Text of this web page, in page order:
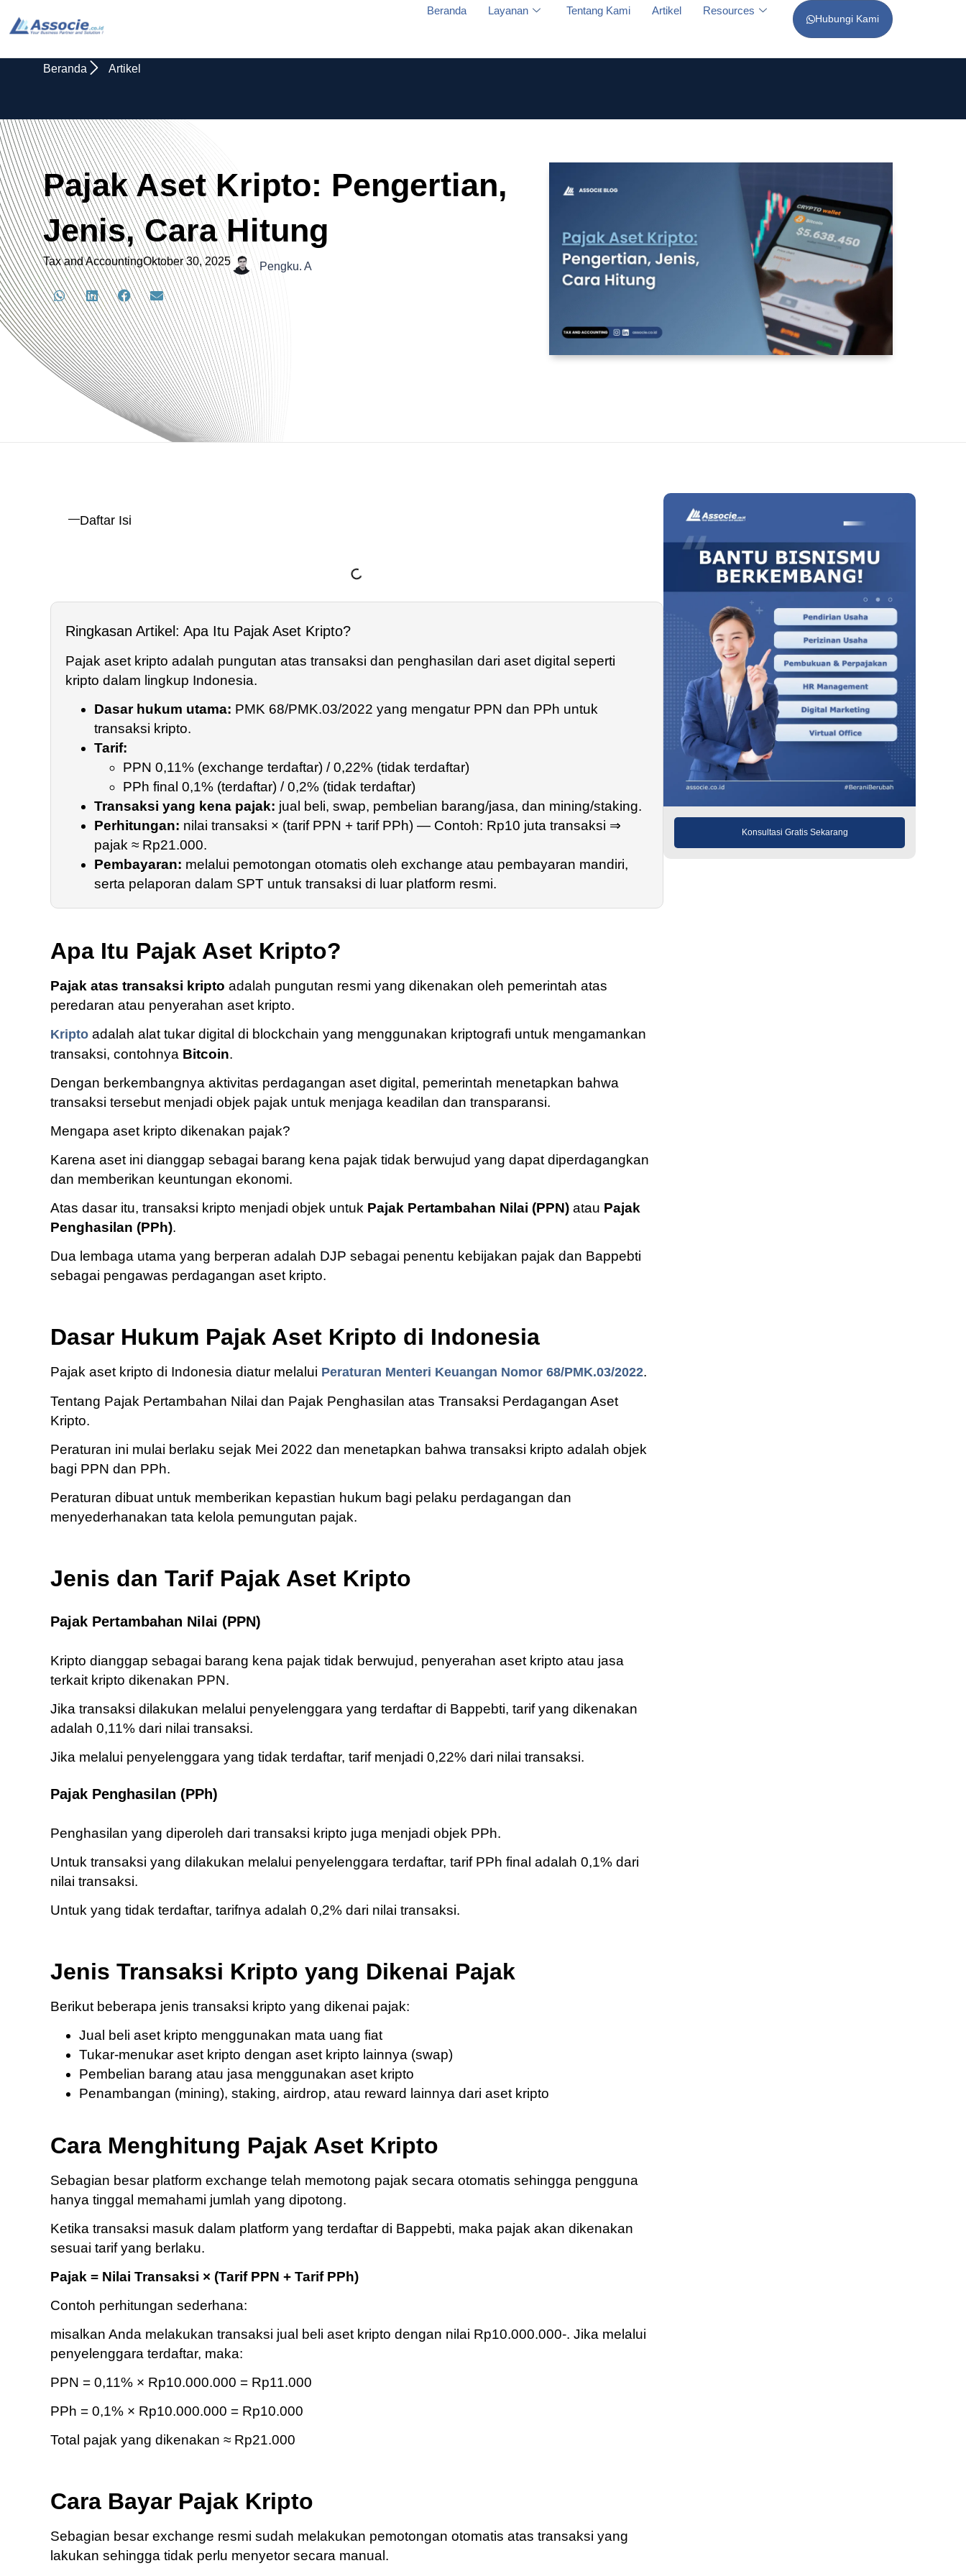
Beranda Layanan Tentang Kami Artikel Resources
Hubungi Kami
Beranda Artikel
Pajak Aset Kripto: Pengertian,
Jenis, Cara Hitung
Tax and AccountingOktober 30, 2025 Pengku. A
Daftar Isi
Ringkasan Artikel: Apa Itu Pajak Aset Kripto?
Pajak aset kripto adalah pungutan atas transaksi dan penghasilan dari aset digital seperti
kripto dalam lingkup Indonesia.
Dasar hukum utama: PMK 68/PMK.03/2022 yang mengatur PPN dan PPh untuk
transaksi kripto.
Tarif:
PPN 0,11% (exchange terdaftar) / 0,22% (tidak terdaftar)
PPh final 0,1% (terdaftar) / 0,2% (tidak terdaftar)
Transaksi yang kena pajak: jual beli, swap, pembelian barang/jasa, dan mining/staking.
Perhitungan: nilai transaksi × (tarif PPN + tarif PPh) — Contoh: Rp10 juta transaksi ⇒
pajak ≈ Rp21.000.
Pembayaran: melalui pemotongan otomatis oleh exchange atau pembayaran mandiri,
serta pelaporan dalam SPT untuk transaksi di luar platform resmi.
Apa Itu Pajak Aset Kripto?
Pajak atas transaksi kripto adalah pungutan resmi yang dikenakan oleh pemerintah atas
peredaran atau penyerahan aset kripto.
Kripto adalah alat tukar digital di blockchain yang menggunakan kriptografi untuk mengamankan
transaksi, contohnya Bitcoin.
Dengan berkembangnya aktivitas perdagangan aset digital, pemerintah menetapkan bahwa
transaksi tersebut menjadi objek pajak untuk menjaga keadilan dan transparansi.
Mengapa aset kripto dikenakan pajak?
Karena aset ini dianggap sebagai barang kena pajak tidak berwujud yang dapat diperdagangkan
dan memberikan keuntungan ekonomi.
Atas dasar itu, transaksi kripto menjadi objek untuk Pajak Pertambahan Nilai (PPN) atau Pajak
Penghasilan (PPh).
Dua lembaga utama yang berperan adalah DJP sebagai penentu kebijakan pajak dan Bappebti
sebagai pengawas perdagangan aset kripto.
Dasar Hukum Pajak Aset Kripto di Indonesia
Pajak aset kripto di Indonesia diatur melalui Peraturan Menteri Keuangan Nomor 68/PMK.03/2022.
Tentang Pajak Pertambahan Nilai dan Pajak Penghasilan atas Transaksi Perdagangan Aset
Kripto.
Peraturan ini mulai berlaku sejak Mei 2022 dan menetapkan bahwa transaksi kripto adalah objek
bagi PPN dan PPh.
Peraturan dibuat untuk memberikan kepastian hukum bagi pelaku perdagangan dan
menyederhanakan tata kelola pemungutan pajak.
Jenis dan Tarif Pajak Aset Kripto
Pajak Pertambahan Nilai (PPN)
Kripto dianggap sebagai barang kena pajak tidak berwujud, penyerahan aset kripto atau jasa
terkait kripto dikenakan PPN.
Jika transaksi dilakukan melalui penyelenggara yang terdaftar di Bappebti, tarif yang dikenakan
adalah 0,11% dari nilai transaksi.
Jika melalui penyelenggara yang tidak terdaftar, tarif menjadi 0,22% dari nilai transaksi.
Pajak Penghasilan (PPh)
Penghasilan yang diperoleh dari transaksi kripto juga menjadi objek PPh.
Untuk transaksi yang dilakukan melalui penyelenggara terdaftar, tarif PPh final adalah 0,1% dari
nilai transaksi.
Untuk yang tidak terdaftar, tarifnya adalah 0,2% dari nilai transaksi.
Jenis Transaksi Kripto yang Dikenai Pajak
Berikut beberapa jenis transaksi kripto yang dikenai pajak:
Jual beli aset kripto menggunakan mata uang fiat
Tukar-menukar aset kripto dengan aset kripto lainnya (swap)
Pembelian barang atau jasa menggunakan aset kripto
Penambangan (mining), staking, airdrop, atau reward lainnya dari aset kripto
Cara Menghitung Pajak Aset Kripto
Sebagian besar platform exchange telah memotong pajak secara otomatis sehingga pengguna
hanya tinggal memahami jumlah yang dipotong.
Ketika transaksi masuk dalam platform yang terdaftar di Bappebti, maka pajak akan dikenakan
sesuai tarif yang berlaku.
Pajak = Nilai Transaksi × (Tarif PPN + Tarif PPh)
Contoh perhitungan sederhana:
misalkan Anda melakukan transaksi jual beli aset kripto dengan nilai Rp10.000.000-. Jika melalui
penyelenggara terdaftar, maka:
PPN = 0,11% × Rp10.000.000 = Rp11.000
PPh = 0,1% × Rp10.000.000 = Rp10.000
Total pajak yang dikenakan ≈ Rp21.000
Cara Bayar Pajak Kripto
Sebagian besar exchange resmi sudah melakukan pemotongan otomatis atas transaksi yang
lakukan sehingga tidak perlu menyetor secara manual.
Konsultasi Gratis Sekarang